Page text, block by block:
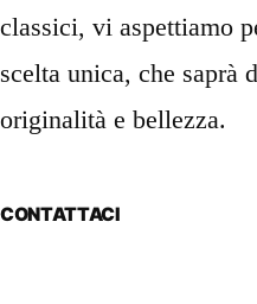
classici, vi aspettiamo
scelta unica, che saprà
originalità e bellezza.
CONTATTACI